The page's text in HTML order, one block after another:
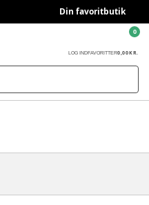
Din favoritbutik
LOG INDFAVORITTER0,00 KR.
0